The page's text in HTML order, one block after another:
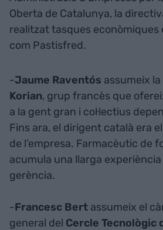
Oberta de Catalunya, la
realitzat tasques econòmiques
com Pastisfred.
-Jaume Raventós assumeix
Korian, grup francès que
a la gent gran i col·lectius
Fins ara, el dirigent català era
de l’empresa. Farmacèutic de
acumula una llarga experiència
gerència.
-Francesc Bert assumeix el
general del Cercle Tecnològic